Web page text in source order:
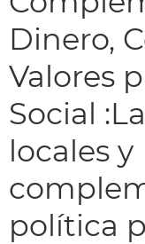
Dinero,
Valores
Social
locales y
política